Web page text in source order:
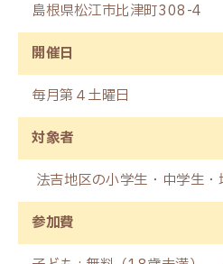
島根県松江市比津町308-4
開催日
毎月第４土曜日
対象者
法吉地区の小学生・中学生
参加費